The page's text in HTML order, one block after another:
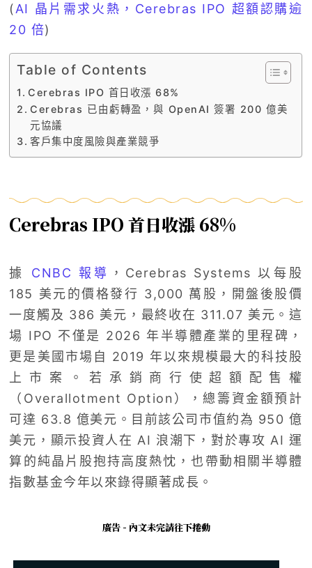
(AI 晶片需求火熱，Cerebras IPO 超額認購逾
20 倍)
Table of Contents
Cerebras IPO 首日收漲 68%
Cerebras 已由虧轉盈，與 OpenAI 簽署 200 億美
元協議
客戶集中度風險與產業競爭
Cerebras IPO 首日收漲 68%
據 CNBC 報導
，Cerebras Systems 以每股
185 美元的價格發行 3,000 萬股，開盤後股價
一度觸及 386 美元，最終收在 311.07 美元。這
場 IPO 不僅是 2026 年半導體產業的里程碑，
更是美國市場自 2019 年以來規模最大的科技股
上市案。若承銷商行使超額配售權
（Overallotment Option），總籌資金額預計
可達 63.8 億美元。目前該公司市值約為 950 億
美元，顯示投資人在 AI 浪潮下，對於專攻 AI 運
算的純晶片股抱持高度熱忱，也帶動相關半導體
指數基金今年以來錄得顯著成長。
廣告 - 內文未完請往下捲動